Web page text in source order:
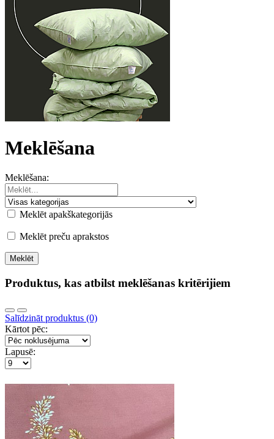
Meklēšana
Meklēšana:
Meklēt apakškategorijās
Meklēt preču aprakstos
Produktus, kas atbilst meklēšanas kritērijiem
Salīdzināt produktus (0)
Kārtot pēc:
Lapusē: